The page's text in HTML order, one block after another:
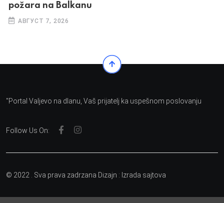
požara na Balkanu
АВГУСТ 7, 2026
"Portal Valjevo na dlanu, Vaš prijatelj ka uspešnom poslovanju
Follow Us On:
© 2022 . Sva prava zadrzana Dizajn : Izrada sajtova